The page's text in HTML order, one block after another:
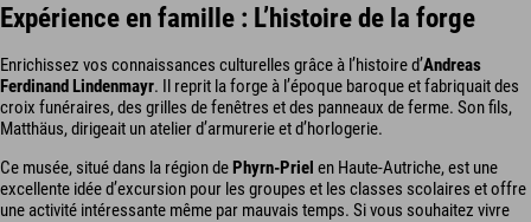
Expérience en famille : L’histoire de la forge
Enrichissez vos connaissances culturelles grâce à l’histoire d’Andreas
Ferdinand Lindenmayr. Il reprit la forge à l’époque baroque et fabriquait des
croix funéraires, des grilles de fenêtres et des panneaux de ferme. Son fils,
Matthäus, dirigeait un atelier d’armurerie et d’horlogerie.
Ce musée, situé dans la région de Phyrn-Priel en Haute-Autriche, est une
excellente idée d’excursion pour les groupes et les classes scolaires et offre
une activité intéressante même par mauvais temps. Si vous souhaitez vivre